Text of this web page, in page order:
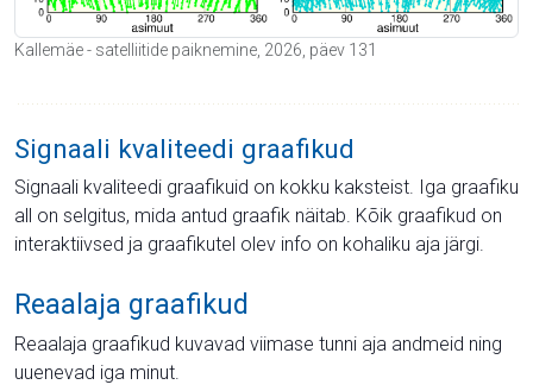
Kallemäe - satelliitide paiknemine, 2026, päev 131
Signaali kvaliteedi graafikud
Signaali kvaliteedi graafikuid on kokku kaksteist. Iga graafiku
all on selgitus, mida antud graafik näitab. Kõik graafikud on
interaktiivsed ja graafikutel olev info on kohaliku aja järgi.
Reaalaja graafikud
Reaalaja graafikud kuvavad viimase tunni aja andmeid ning
uuenevad iga minut.